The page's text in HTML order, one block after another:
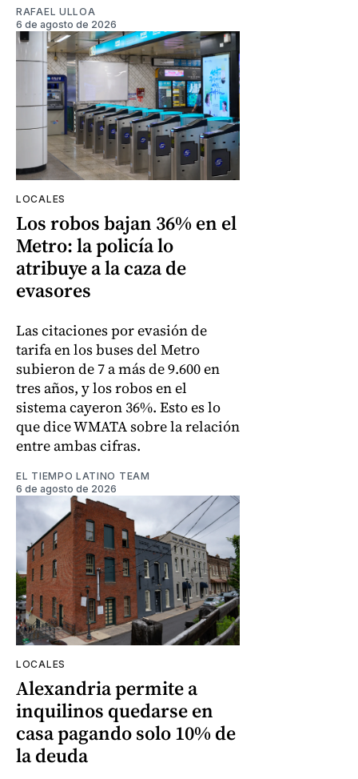
RAFAEL ULLOA
6 de agosto de 2026
LOCALES
Los robos bajan 36% en el
Metro: la policía lo
atribuye a la caza de
evasores
Las citaciones por evasión de
tarifa en los buses del Metro
subieron de 7 a más de 9.600 en
tres años, y los robos en el
sistema cayeron 36%. Esto es lo
que dice WMATA sobre la relación
entre ambas cifras.
EL TIEMPO LATINO TEAM
6 de agosto de 2026
LOCALES
Alexandria permite a
inquilinos quedarse en
casa pagando solo 10% de
la deuda